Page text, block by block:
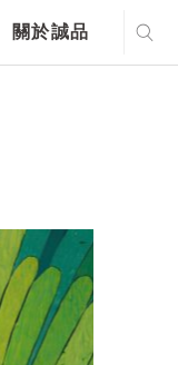
關於誠品